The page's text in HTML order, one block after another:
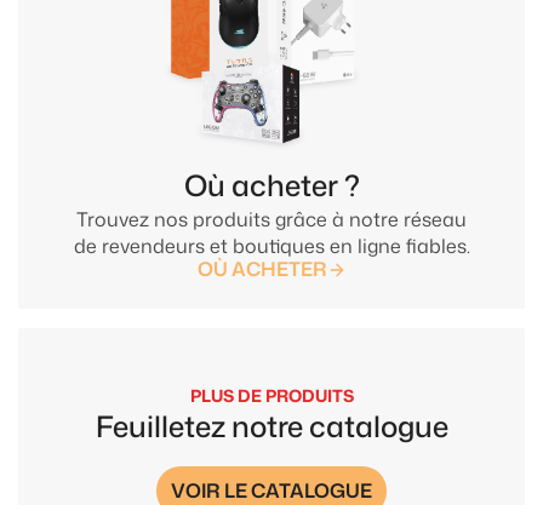
Trouvez nos produits grâce à notre réseau
de revendeurs et boutiques en ligne fiables.
Où acheter ?
OÙ ACHETER
PLUS DE PRODUITS
Feuilletez notre catalogue
VOIR LE CATALOGUE